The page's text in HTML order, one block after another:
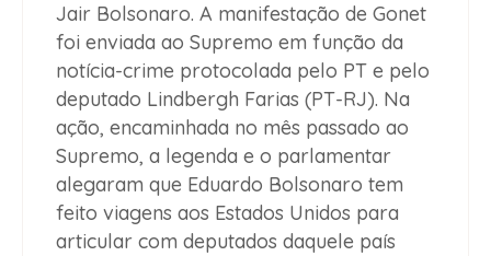
Jair Bolsonaro. A manifestação de Gonet
foi enviada ao Supremo em função da
notícia-crime protocolada pelo PT e pelo
deputado Lindbergh Farias (PT-RJ). Na
ação, encaminhada no mês passado ao
Supremo, a legenda e o parlamentar
alegaram que Eduardo Bolsonaro tem
feito viagens aos Estados Unidos para
articular com deputados daquele país